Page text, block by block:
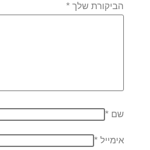
הביקורת שלך*
שם*
אימייל*